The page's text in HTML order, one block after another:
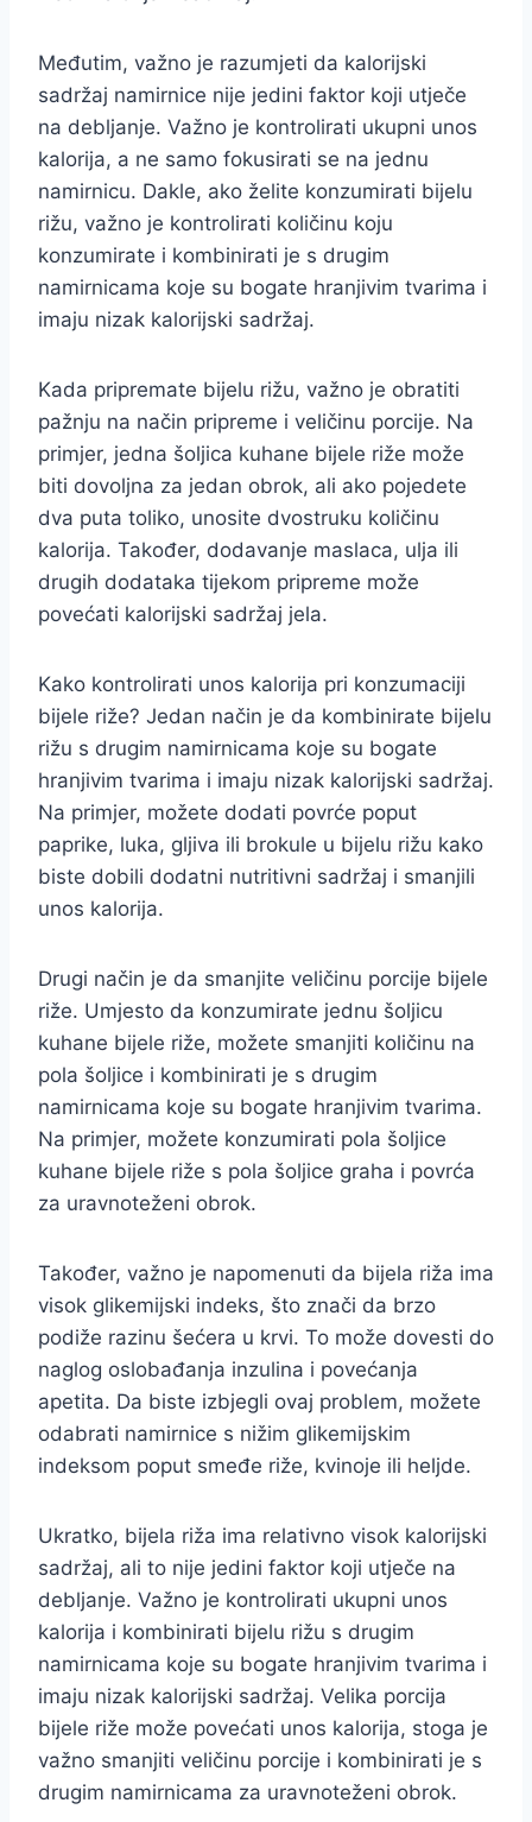
Međutim, važno je razumjeti da kalorijski
sadržaj namirnice nije jedini faktor koji utječe
na debljanje. Važno je kontrolirati ukupni unos
kalorija, a ne samo fokusirati se na jednu
namirnicu. Dakle, ako želite konzumirati bijelu
rižu, važno je kontrolirati količinu koju
konzumirate i kombinirati je s drugim
namirnicama koje su bogate hranjivim tvarima i
imaju nizak kalorijski sadržaj.
Kada pripremate bijelu rižu, važno je obratiti
pažnju na način pripreme i veličinu porcije. Na
primjer, jedna šoljica kuhane bijele riže može
biti dovoljna za jedan obrok, ali ako pojedete
dva puta toliko, unosite dvostruku količinu
kalorija. Također, dodavanje maslaca, ulja ili
drugih dodataka tijekom pripreme može
povećati kalorijski sadržaj jela.
Kako kontrolirati unos kalorija pri konzumaciji
bijele riže? Jedan način je da kombinirate bijelu
rižu s drugim namirnicama koje su bogate
hranjivim tvarima i imaju nizak kalorijski sadržaj.
Na primjer, možete dodati povrće poput
paprike, luka, gljiva ili brokule u bijelu rižu kako
biste dobili dodatni nutritivni sadržaj i smanjili
unos kalorija.
Drugi način je da smanjite veličinu porcije bijele
riže. Umjesto da konzumirate jednu šoljicu
kuhane bijele riže, možete smanjiti količinu na
pola šoljice i kombinirati je s drugim
namirnicama koje su bogate hranjivim tvarima.
Na primjer, možete konzumirati pola šoljice
kuhane bijele riže s pola šoljice graha i povrća
za uravnoteženi obrok.
Također, važno je napomenuti da bijela riža ima
visok glikemijski indeks, što znači da brzo
podiže razinu šećera u krvi. To može dovesti do
naglog oslobađanja inzulina i povećanja
apetita. Da biste izbjegli ovaj problem, možete
odabrati namirnice s nižim glikemijskim
indeksom poput smeđe riže, kvinoje ili heljde.
Ukratko, bijela riža ima relativno visok kalorijski
sadržaj, ali to nije jedini faktor koji utječe na
debljanje. Važno je kontrolirati ukupni unos
kalorija i kombinirati bijelu rižu s drugim
namirnicama koje su bogate hranjivim tvarima i
imaju nizak kalorijski sadržaj. Velika porcija
bijele riže može povećati unos kalorija, stoga je
važno smanjiti veličinu porcije i kombinirati je s
drugim namirnicama za uravnoteženi obrok.